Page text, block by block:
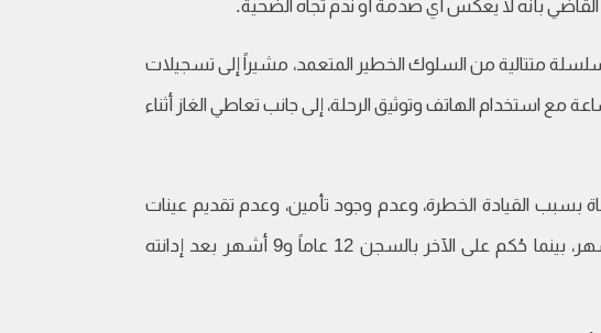
بأنه لا يعكس أي صدمة أو ندم تجاه الضحية.
متتالية من السلوك الخطير المتعمد، مشيراً إلى تسجيلات
بسرعات تتجاوز 100 ميل في الساعة مع استخدام الهاتف وتوثيق الرحلة، إلى جانب تعاطي الغاز أثناء
بسبب القيادة الخطرة، وعدم وجود تأمين، وعدم تقديم عينات
للشرطة، وحكمت عليه بالسجن لمدة 11 عاماً و8 أشهر، بينما حُكم على الآخر بالسجن 12 عاماً و9 أشهر بعد إدانته